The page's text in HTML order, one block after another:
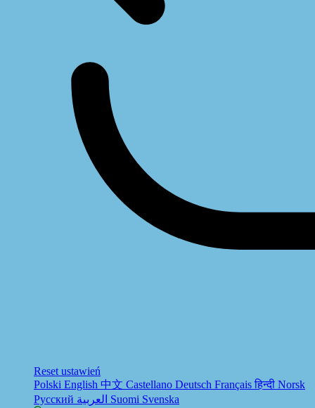
Reset ustawień
Polski English 中文 Castellano Deutsch Françaisहिन्दी Norsk
Русский
Suomi Svenska